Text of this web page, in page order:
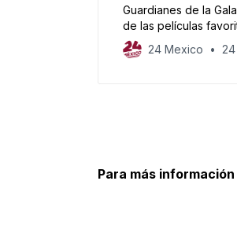
Guardianes de la
de las películas
24 Mexico
Para más